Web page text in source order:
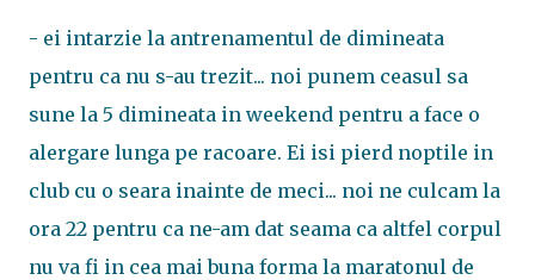
- ei intarzie la antrenamentul de dimineata
pentru ca nu s-au trezit... noi punem ceasul sa
sune la 5 dimineata in weekend pentru a face o
alergare lunga pe racoare. Ei isi pierd noptile in
club cu o seara inainte de meci... noi ne culcam la
ora 22 pentru ca ne-am dat seama ca altfel corpul
nu va fi in cea mai buna forma la maratonul de